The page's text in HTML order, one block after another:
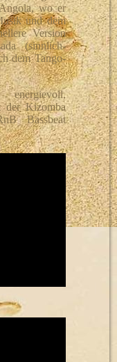
wo er
und dem
Version
(sinnlich-
dem Tango-
der Kizomba
Bassbeat